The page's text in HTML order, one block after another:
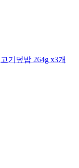
기덮밥 264g x3개